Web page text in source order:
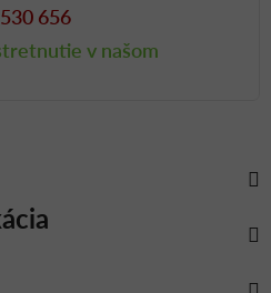
656
v našom